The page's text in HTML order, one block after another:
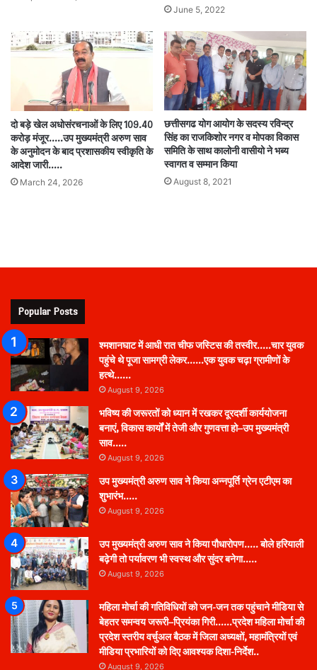
June 5, 2022
दो बड़े खेल अधोसंरचनाओं के लिए 109.40
करोड़ मंजूर…..उप मुख्यमंत्री अरुण साव
के अनुमोदन के बाद प्रशासकीय स्वीकृति के
आदेश जारी…..
March 24, 2026
छत्तीसगढ योग आयोग के सदस्य रविन्द्र
सिंह का राजकिशोर नगर व मोपका विकास
समिति के साथ कालोनी वासीयो ने भब्य
स्वागत व सम्मान किया
August 8, 2021
Popular Posts
श्मशानघाट में आधी रात चीफ जस्टिस की तस्वीर…..चार युवक
पहुंचे थे पूजा सामग्री लेकर……एक युवक चढ़ा ग्रामीणों के
हत्थे……
August 9, 2026
भविष्य की जरूरतों को ध्यान में रखकर दूरदर्शी कार्ययोजना
बनाएं, विकास कार्यों में तेजी और गुणवत्ता हो–उप मुख्यमंत्री
साव…..
August 9, 2026
उप मुख्यमंत्री अरुण साव ने किया अन्नपूर्ति ग्रेन एटीएम का
शुभारंभ…..
August 9, 2026
उप मुख्यमंत्री अरुण साव ने किया पौधारोपण….. बोले हरियाली
बढ़ेगी तो पर्यावरण भी स्वस्थ और सुंदर बनेगा…..
August 9, 2026
महिला मोर्चा की गतिविधियों को जन-जन तक पहुंचाने मीडिया से
बेहतर समन्वय जरूरी–प्रियंका गिरी……प्रदेश महिला मोर्चा की
प्रदेश स्तरीय वर्चुअल बैठक में जिला अध्यक्षों, महामंत्रियों एवं
मीडिया प्रभारियों को दिए आवश्यक दिशा-निर्देश..
August 9, 2026